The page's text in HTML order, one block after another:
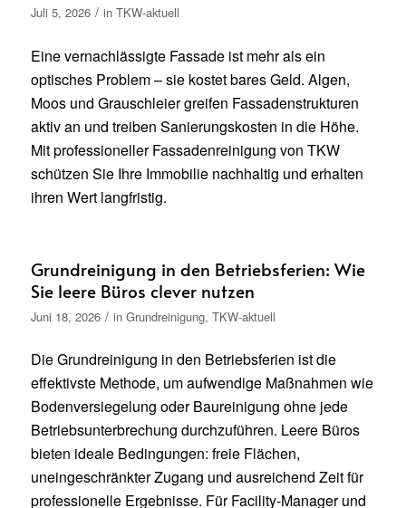
Juli 5, 2026 / in TKW-aktuell
Eine vernachlässigte Fassade ist mehr als ein
optisches Problem – sie kostet bares Geld. Algen,
Moos und Grauschleier greifen Fassadenstrukturen
aktiv an und treiben Sanierungskosten in die Höhe.
Mit professioneller Fassadenreinigung von TKW
schützen Sie Ihre Immobilie nachhaltig und erhalten
ihren Wert langfristig.
Grundreinigung in den Betriebsferien: Wie
Sie leere Büros clever nutzen
Juni 18, 2026 / in Grundreinigung, TKW-aktuell
Die Grundreinigung in den Betriebsferien ist die
effektivste Methode, um aufwendige Maßnahmen wie
Bodenversiegelung oder Baureinigung ohne jede
Betriebsunterbrechung durchzuführen. Leere Büros
bieten ideale Bedingungen: freie Flächen,
uneingeschränkter Zugang und ausreichend Zeit für
professionelle Ergebnisse. Für Facility-Manager und